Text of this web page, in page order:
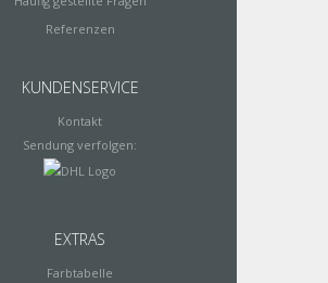
Referenzen
KUNDENSERVICE
Kontakt
Sendung verfolgen:
EXTRAS
Farbtabelle